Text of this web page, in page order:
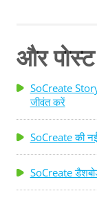
डेटाइम एमी
प्लेराइटिंग पुरस्कार,
शीर्ष-दस जीतों से
गेस्ट,' और
खिलाड़ियों को
और पोस्ट
SoCreate
जीवंत करें
SoCreate की
SoCreate